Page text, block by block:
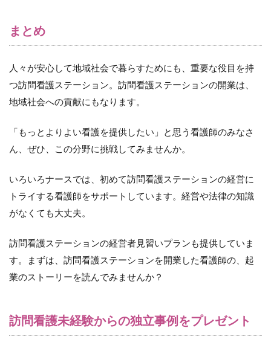
まとめ
人々が安心して地域社会で暮らすためにも、重要な役目を持
つ訪問看護ステーション。訪問看護ステーションの開業は、
地域社会への貢献にもなります。
「もっとよりよい看護を提供したい」と思う看護師のみなさ
ん、ぜひ、この分野に挑戦してみませんか。
いろいろナースでは、初めて訪問看護ステーションの経営に
トライする看護師をサポートしています。経営や法律の知識
がなくても大丈夫。
訪問看護ステーションの経営者見習いプランも提供していま
す。まずは、訪問看護ステーションを開業した看護師の、起
業のストーリーを読んでみませんか？
訪問看護未経験からの独立事例をプレゼント